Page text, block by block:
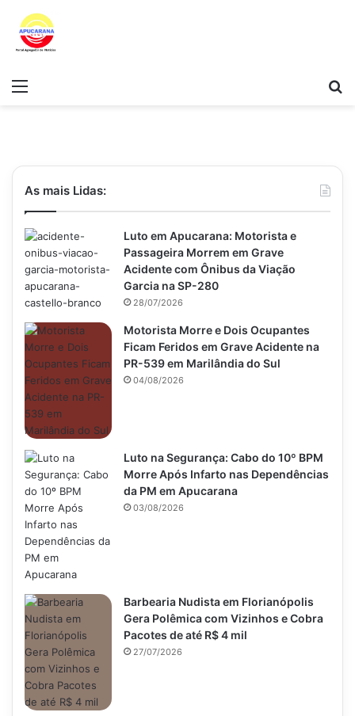
Menu
As mais Lidas:
Luto em Apucarana: Motorista e
Passageira Morrem em Grave
Acidente com Ônibus da Viação
Garcia na SP-280
28/07/2026
Motorista Morre e Dois Ocupantes
Ficam Feridos em Grave Acidente na
PR-539 em Marilândia do Sul
04/08/2026
Luto na Segurança: Cabo do 10º BPM
Morre Após Infarto nas Dependências
da PM em Apucarana
03/08/2026
Barbearia Nudista em Florianópolis
Gera Polêmica com Vizinhos e Cobra
Pacotes de até R$ 4 mil
27/07/2026